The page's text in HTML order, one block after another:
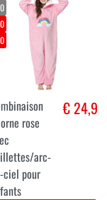
rose
arc-
ciel pour
€ 24,9